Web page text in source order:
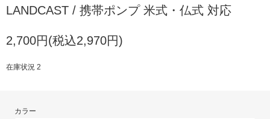
LANDCAST / 携帯ポンプ 米式・仏式 対応
2,700円(税込2,970円)
在庫状況 2
カラー